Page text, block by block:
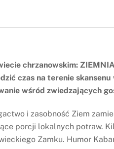
chrzanowskim:
czas na terenie skansenu
wśród zwiedzających
i zasobność Ziem
porcji lokalnych potraw.
Zamku. Humor